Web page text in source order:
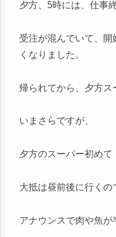
夕方、5時には、仕事終
受注が混んでいて、
くなりました。
帰られてから、夕方ス
いまさらですが、
夕方のスーパー初めて
大抵は昼前後に行くの
アナウンスで肉や魚が